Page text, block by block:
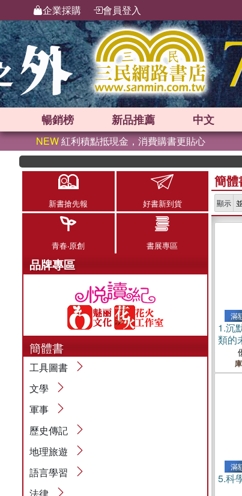
企業採購 會員登入
暢銷榜 新品推薦 中文
NEW紅利積點抵現金，消費購書更貼心
新書搶先報 好書新到貨
青春‧原創 書展專區
品牌專區
簡體書
工具圖書
文學
軍事
歷史傳記
地理旅遊
語言學習
簡體
顯示
滿
1.沉
類的
滿
5.科